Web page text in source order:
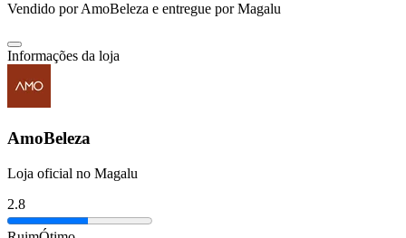
Vendido porAmoBeleza e entregue por Magalu
Informações da loja
AmoBeleza
Loja oficial no Magalu
2.8